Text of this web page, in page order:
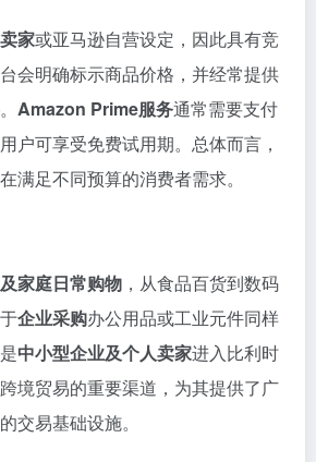
家或亚马逊自营设定，因此具有竞
会明确标示商品价格，并经常提供
。 Amazon Prime服务通常需要支付
户可享受免费试用期。总体而言，
满足不同预算的消费者需求。
家庭日常购物 ，从食品百货到数码
企业采购办公用品或工业元件同样
中小型企业及个人卖家进入比利时
境贸易的重要渠道，为其提供了广
交易基础设施。